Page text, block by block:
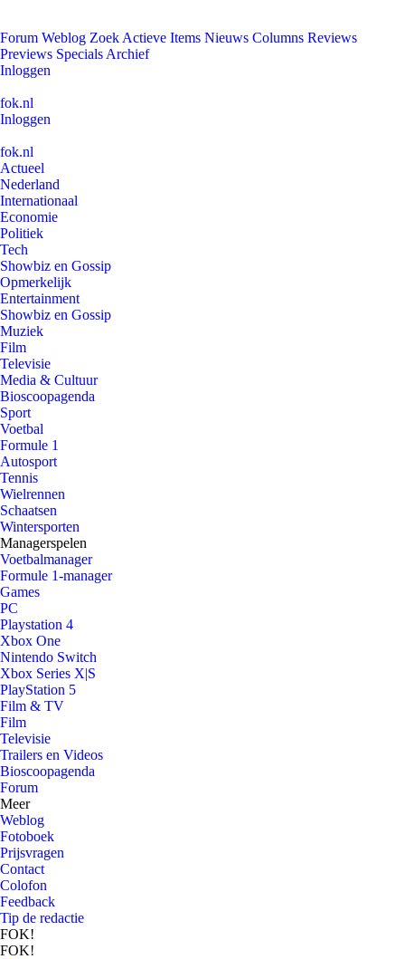
Forum Weblog Zoek Actieve Items Nieuws Columns Reviews
Previews Specials Archief
Inloggen
fok.nl
Inloggen
fok.nl
Actueel
Nederland
Internationaal
Economie
Politiek
Tech
Showbiz en Gossip
Opmerkelijk
Entertainment
Showbiz en Gossip
Muziek
Film
Televisie
Media & Cultuur
Bioscoopagenda
Sport
Voetbal
Formule 1
Autosport
Tennis
Wielrennen
Schaatsen
Wintersporten
Managerspelen
Voetbalmanager
Formule 1-manager
Games
PC
Playstation 4
Xbox One
Nintendo Switch
Xbox Series X|S
PlayStation 5
Film & TV
Film
Televisie
Trailers en Videos
Bioscoopagenda
Forum
Meer
Weblog
Fotoboek
Prijsvragen
Contact
Colofon
Feedback
Tip de redactie
FOK!
FOK!